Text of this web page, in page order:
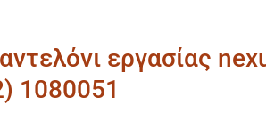
εργασίας
1080051